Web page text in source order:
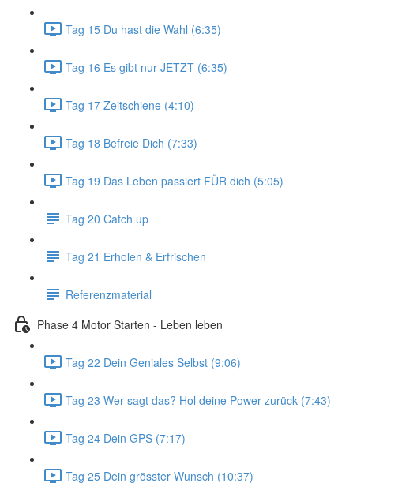
Tag 15 Du hast die Wahl (6:35)
Tag 16 Es gibt nur JETZT (6:35)
Tag 17 Zeitschiene (4:10)
Tag 18 Befreie Dich (7:33)
Tag 19 Das Leben passiert FÜR dich (5:05)
Tag 20 Catch up
Tag 21 Erholen & Erfrischen
Referenzmaterial
Phase 4 Motor Starten - Leben leben
Tag 22 Dein Geniales Selbst (9:06)
Tag 23 Wer sagt das? Hol deine Power zurück (7:43)
Tag 24 Dein GPS (7:17)
Tag 25 Dein grösster Wunsch (10:37)